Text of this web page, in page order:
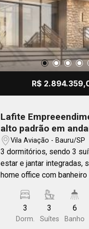
R$
Lafite
alto padrão em
com previsão de
final 2026
Vila Aviação - Bauru/SP
3 dormitórios, sendo 3
estar e jantar integradas,
home office com
(com caixilhos único).
completa. Plantas com
ilha e varanda gourmet.
3
Dorm.
3
Suítes
6
Banho